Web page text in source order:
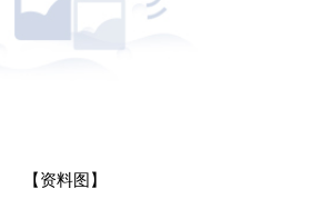
【资料图】